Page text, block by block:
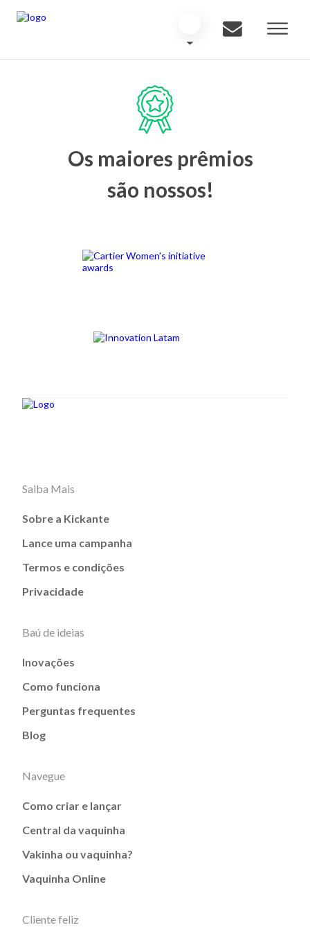
Os maiores prêmios
são nossos!
Saiba Mais
Sobre a Kickante
Lance uma campanha
Termos e condições
Privacidade
Baú de ideias
Inovações
Como funciona
Perguntas frequentes
Blog
Navegue
Como criar e lançar
Central da vaquinha
Vakinha ou vaquinha?
Vaquinha Online
Cliente feliz